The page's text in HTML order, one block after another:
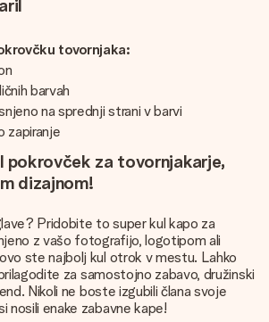
tovornjaka:
barvah
na sprednji strani v barvi
zapiranje
pokrovček za tovornjakarje,
dizajnom!
Pridobite to super kul kapo za
z vašo fotografijo, logotipom ali
ste najbolj kul otrok v mestu. Lahko
za samostojno zabavo, družinski
Nikoli ne boste izgubili člana svoje
nosili enake zabavne kape!